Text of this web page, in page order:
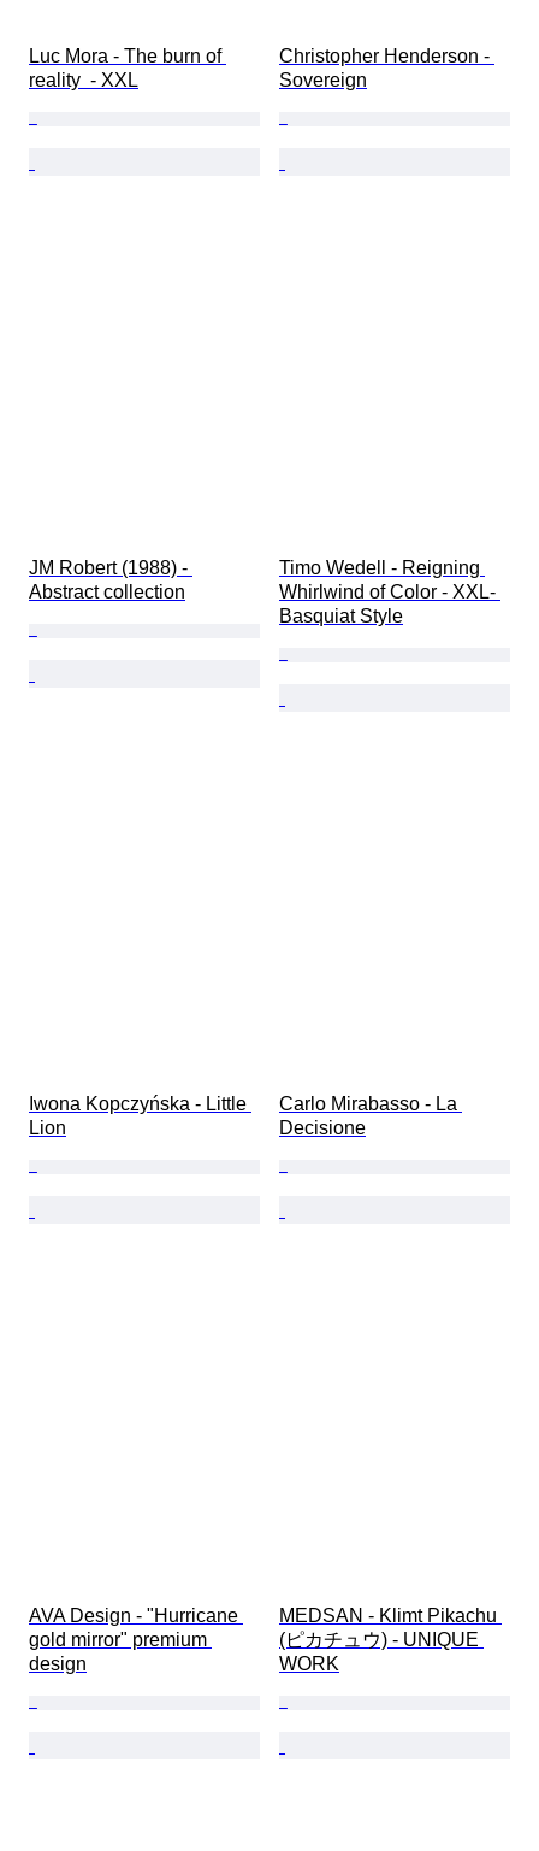
Luc Mora - The burn of
reality  - XXL
Christopher Henderson -
Sovereign
JM Robert (1988) -
Abstract collection
Timo Wedell - Reigning
Whirlwind of Color - XXL-
Basquiat Style
Iwona Kopczyńska - Little
Lion
Carlo Mirabasso - La
Decisione
AVA Design - "Hurricane
gold mirror" premium
design
MEDSAN - Klimt Pikachu
(ピカチュウ) - UNIQUE
WORK